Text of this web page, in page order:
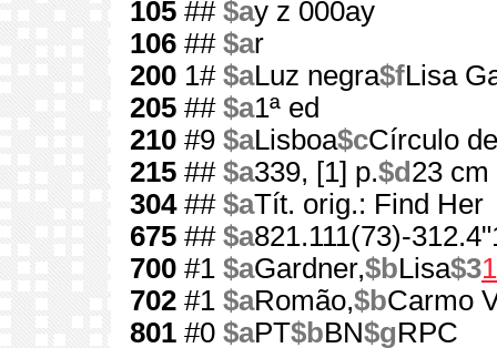
105 ## $ay z 000ay
106 ## $ar
200 1# $aLuz negra$fLisa
205 ## $a1ª ed
210 #9 $aLisboa$cCírculo
215 ## $a339, [1] p.$d 23 cm
304## $aTít. orig.: Find Her
675 ## $a821.111(73)-
700 #1 $aGardner,$bLisa$3
702 #1 $aRomão,$bCarmo
801 #0 $aPT$bBN$gRPC